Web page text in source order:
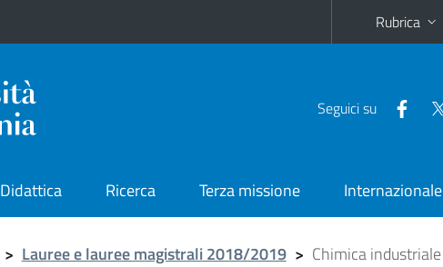
Rubrica
Seguici su
Didattica Ricerca Terza missione Internazionale
> Lauree e lauree magistrali 2018/2019 > Chimica industriale